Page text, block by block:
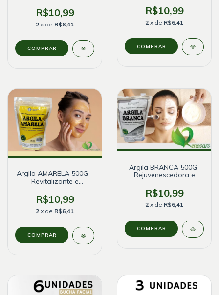
R$10,99
2 x de R$6,41
R$10,99
2 x de R$6,41
Argila AMARELA 500G -
Revitalizante e
R$10,99
2 x de R$6,41
Argila BRANCA 500G-
Rejuvenescedora e
R$10,99
2 x de R$6,41